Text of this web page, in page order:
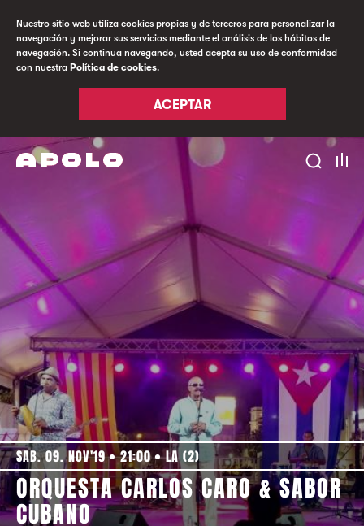
Nuestro sitio web utiliza cookies propias y de terceros para personalizar la
navegación y mejorar sus servicios mediante el análisis de los hábitos de
navegación. Si continua navegando, usted acepta su uso de conformidad
con nuestra Política de cookies.
ACEPTAR
SAB. 09. NOV'19 21:00 LA (2)
ORQUESTA CARLOS CARO & SABOR
CUBANO